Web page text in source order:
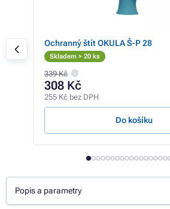
Ochranný štít OKULA Š-P 28
Skladem > 20 ks
339 Kč
308 Kč
255 Kč bez DPH
Do košíku
Popis a parametry